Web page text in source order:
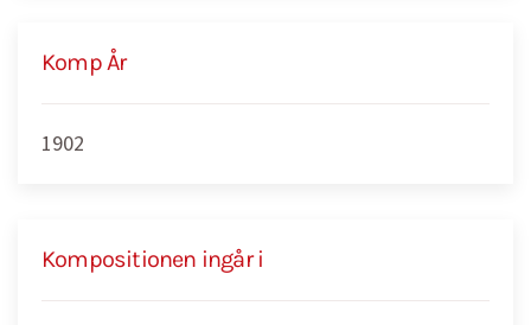
Komp År
1902
Kompositionen ingår i